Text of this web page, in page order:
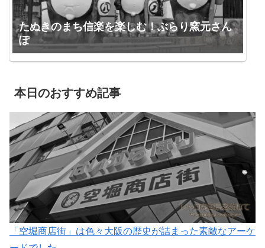
たぬきのまち信楽を楽しむ！ぶらり窯元さん
ぽ
本日のおすすめ記事
「空堀商店街」は色々大阪の歴史が詰まった素敵なアーケ